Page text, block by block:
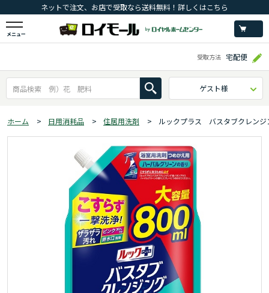
ネットで注文、お店で受取なら送料無料！詳しくはこちら
メニュー
受取方法 宅配便
ゲスト様
ホーム > 日用消耗品 > 住居用洗剤 > ルックプラス バスタブクレン